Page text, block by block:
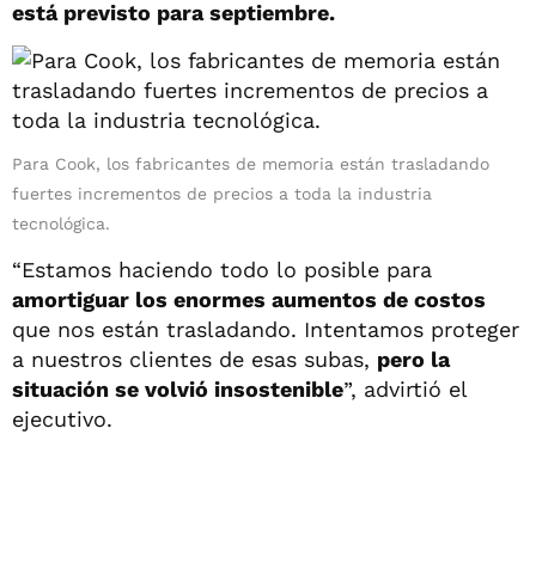
está previsto para septiembre.
Para Cook, los fabricantes de memoria están trasladando
fuertes incrementos de precios a toda la industria
tecnológica.
“Estamos haciendo todo lo posible para
amortiguar los enormes aumentos de costos
que nos están trasladando. Intentamos proteger
a nuestros clientes de esas subas, pero la
situación se volvió insostenible”, advirtió el
ejecutivo.